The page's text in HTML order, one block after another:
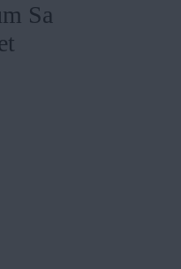
Sa